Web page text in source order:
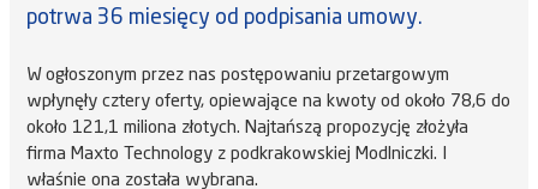
potrwa 36 miesięcy od podpisania umowy.
W ogłoszonym przez nas postępowaniu przetargowym
wpłynęły cztery oferty, opiewające na kwoty od około 78,6 do
około 121,1 miliona złotych. Najtańszą propozycję złożyła
firma Maxto Technology z podkrakowskiej Modlniczki. I
właśnie ona została wybrana.